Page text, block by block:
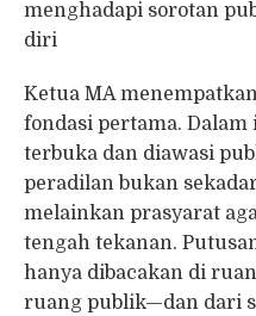
menghadapi sorotan
diri
Ketua MA
fondasi pertama.
terbuka dan diawasi
peradilan bukan
melainkan prasyarat
tengah tekanan.
hanya dibacakan di
ruang publik—dan dari